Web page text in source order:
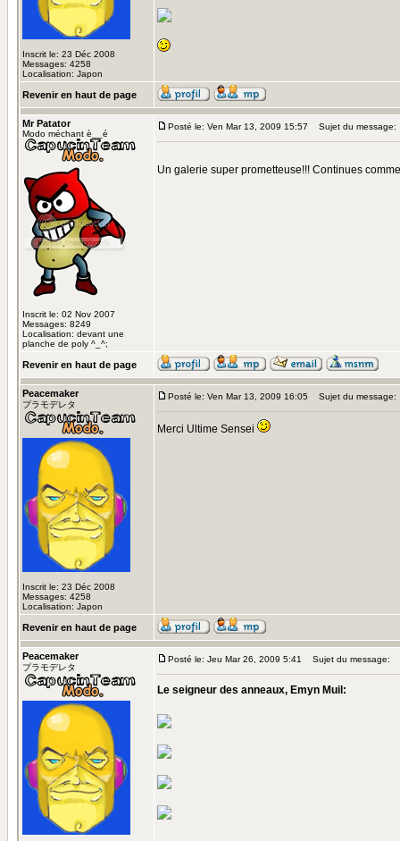
Inscrit le: 23 Déc 2008
Messages: 4258
Localisation: Japon
Revenir en haut de page
Mr Patator
Modo méchant è__é
Inscrit le: 02 Nov 2007
Messages: 8249
Localisation: devant une
planche de poly ^_^;
Posté le: Ven Mar 13, 2009 15:57 Sujet du message:
Un galerie super prometteuse!!! Continues
Revenir en haut de page
Peacemaker
プラモデレタ
Inscrit le: 23 Déc 2008
Messages: 4258
Localisation: Japon
Posté le: Ven Mar 13, 2009 16:05 Sujet du message:
Merci Ultime Sensei
Revenir en haut de page
Peacemaker
プラモデレタ
Posté le: Jeu Mar 26, 2009 5:41 Sujet du message:
Le seigneur des anneaux, Emyn Muil: